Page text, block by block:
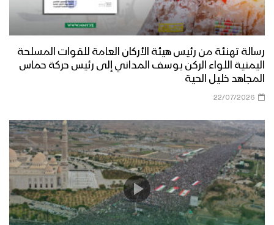
رسالة تهنئة من رئيس هيئة الأركان العامة للقوات المسلحة
اليمنية اللواء الركن يوسف المداني إلى رئيس حركة حماس
المجاهد خليل الحية
22/07/2026